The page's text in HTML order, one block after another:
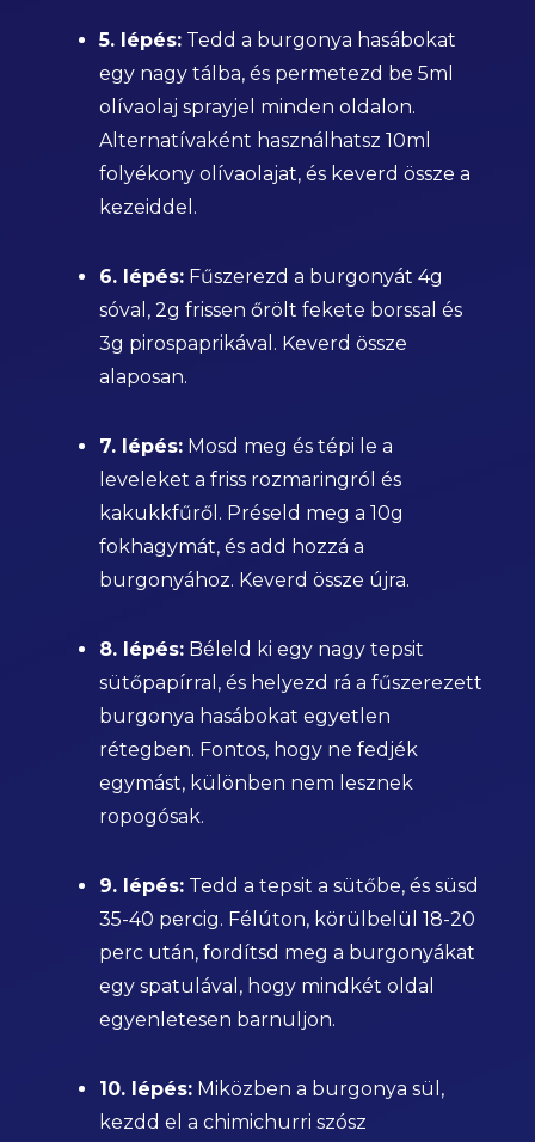
5. lépés:Tedd a burgonya hasábokat
egy nagy tálba, és permetezd be 5ml
olívaolaj sprayjel minden oldalon.
Alternatívaként használhatsz 10ml
folyékony olívaolajat, és keverd össze a
kezeiddel.
6. lépés:Fűszerezd a burgonyát 4g
sóval, 2g frissen őrölt fekete borssal és
3g pirospaprikával. Keverd össze
alaposan.
7. lépés:Mosd meg és tépi le a
leveleket a friss rozmaringról és
kakukkfűről. Préseld meg a 10g
fokhagymát, és add hozzá a
burgonyához. Keverd össze újra.
8. lépés:Béleld ki egy nagy tepsit
sütőpapírral, és helyezd rá a fűszerezett
burgonya hasábokat egyetlen
rétegben. Fontos, hogy ne fedjék
egymást, különben nem lesznek
ropogósak.
9. lépés:Tedd a tepsit a sütőbe, és süsd
35-40 percig. Félúton, körülbelül 18-20
perc után, fordítsd meg a burgonyákat
egy spatulával, hogy mindkét oldal
egyenletesen barnuljon.
10. lépés:Miközben a burgonya sül,
kezdd el a chimichurri szósz